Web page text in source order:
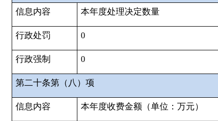
信息内容 本年度处理决定数量
行政处罚 0
行政强制 0
第二十条第（八）项
信息内容 本年度收费金额（单位：万元）